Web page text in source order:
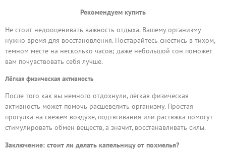
Рекомендуем купить
Не стоит недооценивать важность отдыха. Вашему организму
нужно время для восстановления. Постарайтесь снестись в тихом,
темном месте на несколько часов; даже небольшой сон поможет
вам почувствовать себя лучше.
Лёгкая физическая активность
После того как вы немного отдохнули, лёгкая физическая
активность может помочь расшевелить организму. Простая
прогулка на свежем воздухе, подтягивания или растяжка помогут
стимулировать обмен веществ, а значит, восстанавливать силы.
Заключение: стоит ли делать капельницу от похмелья?